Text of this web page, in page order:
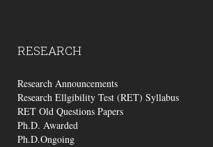
RESEARCH
Research Announcements
Research Ellgibility Test (RET) Syllabus
RET Old Questions Papers
Ph.D. Awarded
Ph.D.Ongoing